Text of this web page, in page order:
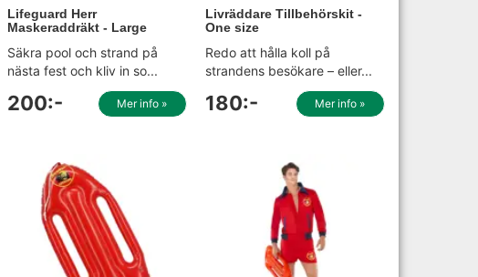
Lifeguard Herr
Maskeraddräkt - Large
Säkra pool och strand på
nästa fest och kliv in so...
200:- Mer info »
Livräddare Tillbehörskit -
One size
Redo att hålla koll på
strandens besökare – eller...
180:- Mer info »